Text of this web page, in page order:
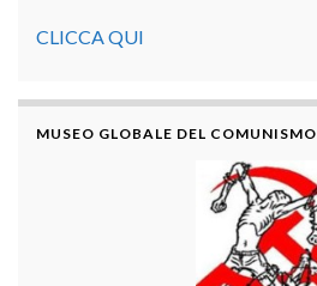
CLICCA QUI
MUSEO GLOBALE DEL COMUNISMO